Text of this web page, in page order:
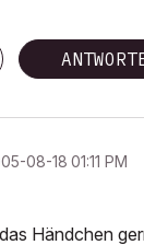
08-18 01:11 PM
Händchen